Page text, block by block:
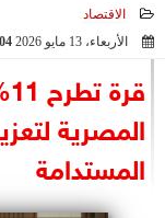
الاقتصاد
الأربعاء، 13 مايو 2026
المصرية
المستدامة